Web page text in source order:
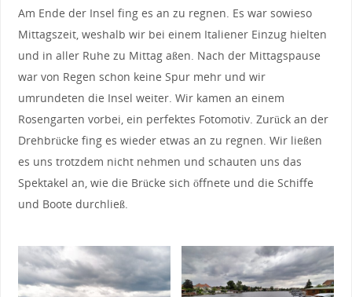
Am Ende der Insel fing es an zu regnen. Es war sowieso
Mittagszeit, weshalb wir bei einem Italiener Einzug hielten
und in aller Ruhe zu Mittag aßen. Nach der Mittagspause
war von Regen schon keine Spur mehr und wir
umrundeten die Insel weiter. Wir kamen an einem
Rosengarten vorbei, ein perfektes Fotomotiv. Zurück an der
Drehbrücke fing es wieder etwas an zu regnen. Wir ließen
es uns trotzdem nicht nehmen und schauten uns das
Spektakel an, wie die Brücke sich öffnete und die Schiffe
und Boote durchließ.